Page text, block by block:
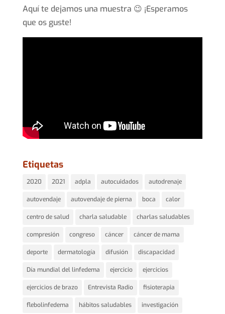
Aquí te dejamos una muestra 😉 ¡Esperamos
que os guste!
Etiquetas
2020 2021 adpla autocuidados autodrenaje
autovendaje autovendaje de pierna boca calor
centro de salud charla saludable charlas saludables
compresión congreso cáncer cáncer de mama
deporte dermatología difusión discapacidad
Día mundial del linfedema ejercicio ejercicios
ejercicios de brazo Entrevista Radio fisioterapia
flebolinfedema hábitos saludables investigación